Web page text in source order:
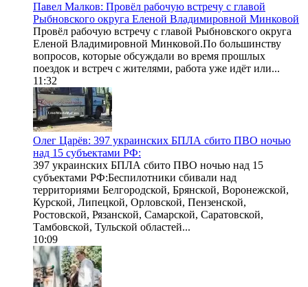
Павел Малков: Провёл рабочую встречу с главой
Рыбновского округа Еленой Владимировной Минковой
Провёл рабочую встречу с главой Рыбновского округа
Еленой Владимировной Минковой.По большинству
вопросов, которые обсуждали во время прошлых
поездок и встреч с жителями, работа уже идёт или...
11:32
Олег Царёв: 397 украинских БПЛА сбито ПВО ночью
над 15 субъектами РФ:
397 украинских БПЛА сбито ПВО ночью над 15
субъектами РФ:Беспилотники сбивали над
территориями Белгородской, Брянской, Воронежской,
Курской, Липецкой, Орловской, Пензенской,
Ростовской, Рязанской, Самарской, Саратовской,
Тамбовской, Тульской областей...
10:09